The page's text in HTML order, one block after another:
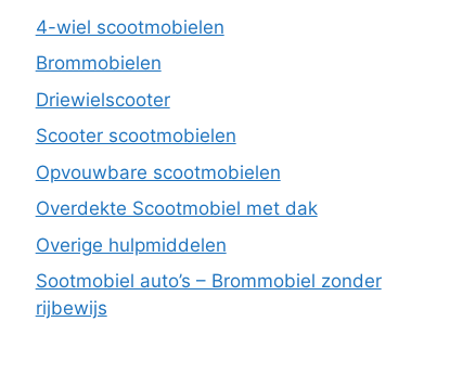
4-wiel scootmobielen
Brommobielen
Driewielscooter
Scooter scootmobielen
Opvouwbare scootmobielen
Overdekte Scootmobiel met dak
Overige hulpmiddelen
Sootmobiel auto’s – Brommobiel zonder
rijbewijs